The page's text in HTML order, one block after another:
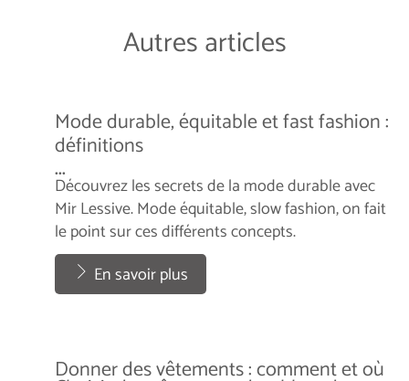
Autres articles
Mode durable, équitable et fast fashion :
définitions
...
Découvrez les secrets de la mode durable avec
Mir Lessive. Mode équitable, slow fashion, on fait
le point sur ces différents concepts.
...
En savoir plus
Donner des vêtements : comment et où